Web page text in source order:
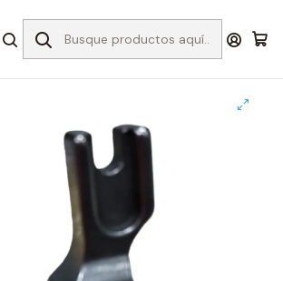
Accesorios
PIES/PRENSATELAS
derecho recta industrial # 210 (angosto)